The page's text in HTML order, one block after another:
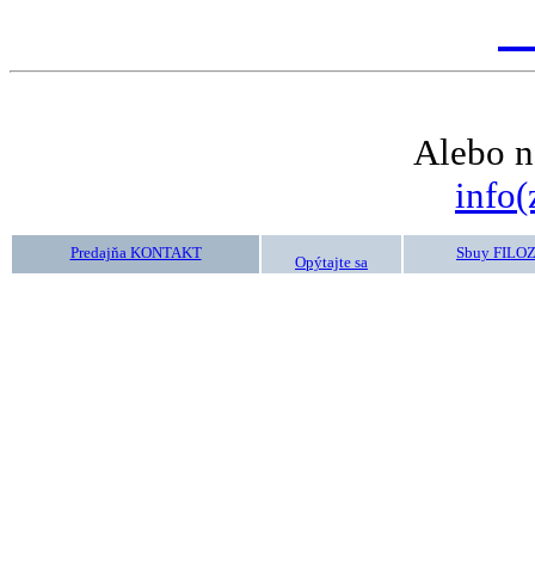
Alebo
Predajňa KONTAKT
Opýtajte sa
Sbuy